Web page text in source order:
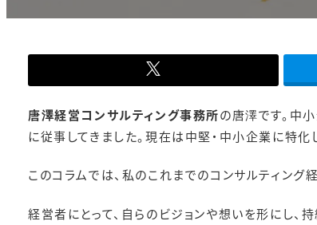
唐澤経営コンサルティング事務所の唐澤です。中
に従事してきました。現在は中堅・中小企業に特化
このコラムでは、私のこれまでのコンサルティン
経営者にとって、自らのビジョンや想いを形にし、